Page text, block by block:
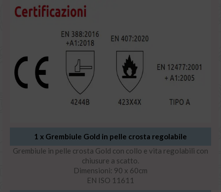
1 x Grembiule Gold in pelle crosta regolabile
Grembiule in pelle crosta Gold con collo e vita regolabili con
chiusure a scatto.
Dimensioni: 90 x 60cm
EN ISO 11611